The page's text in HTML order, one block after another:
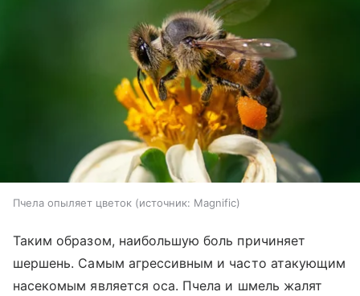
Пчела опыляет цветок источник: Magnific
Таким образом, наибольшую боль причиняет
шершень. Самым агрессивным и часто атакующим
насекомым является оса. Пчела и шмель жалят